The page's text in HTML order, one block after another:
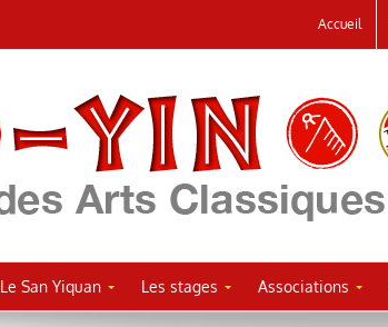
Accueil
Le San Yiquan Les stages Associations